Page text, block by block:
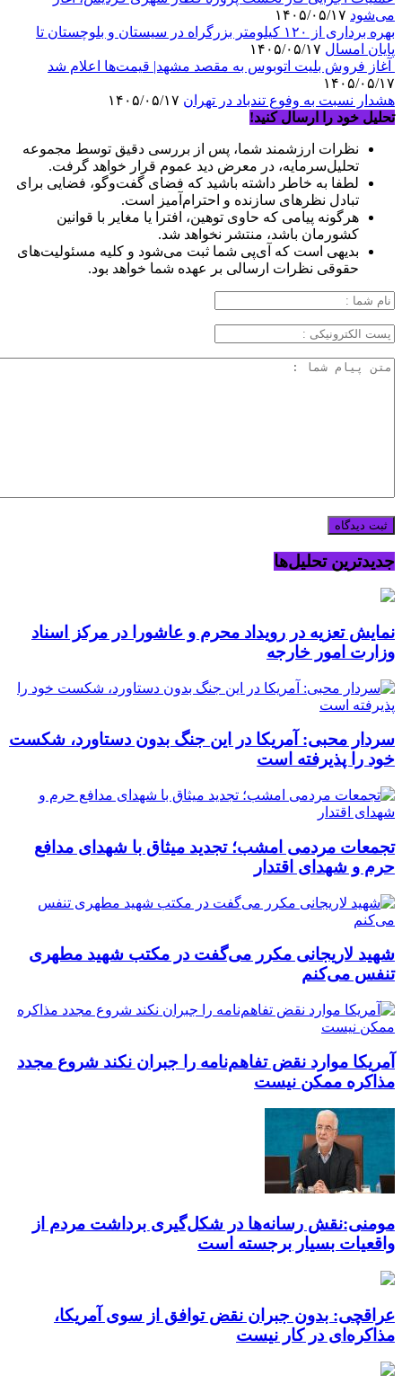
می‌شود
بهره برداری از ۱۲۰ کیلومتر بزرگراه در سیستان و بلوچستان تا
پایان امسال
آغاز فروش بلیت اتوبوس به مقصد مشهد| قیمت‌ها اعلام شد
۱۴۰۵/۰۵/۱۷
هشدار نسبت به وفوع تندباد در تهران
تحلیل خود را ارسال کنید!
نظرات ارزشمند شما، پس از بررسی دقیق توسط مجموعه
تحلیل‌سرمایه، در معرض دید عموم قرار خواهد گرفت.
لطفا به خاطر داشته باشید که فضای گفت‌وگو، فضایی برای
تبادل نظرهای سازنده و احترام‌آمیز است.
هرگونه پیامی که حاوی توهین، افترا یا مغایر با قوانین
کشورمان باشد، منتشر نخواهد شد.
بدیهی است که آی‌پی شما ثبت می‌شود و کلیه مسئولیت‌های
حقوقی نظرات ارسالی بر عهده شما خواهد بود.
جدیدترین تحلیل‌ها
نمایش تعزیه در رویداد محرم و عاشورا در مرکز اسناد
وزارت امور خارجه
سردار محبی: آمریکا در این جنگ بدون دستاورد، شکست
خود را پذیرفته است
تجمعات مردمی امشب؛ تجدید میثاق با شهدای مدافع
حرم و شهدای اقتدار
شهید لاریجانی مکرر می‌گفت در مکتب شهید مطهری
تنفس می‌کنم
آمریکا موارد نقض تفاهم‌نامه را جبران نکند شروع مجدد
مذاکره ممکن نیست
مومنی:نقش رسانه‌ها در شکل‌گیری برداشت مردم از
واقعیات بسیار برجسته است
عراقچی: بدون جبران نقض توافق از سوی آمریکا،
مذاکره‌ای در کار نیست